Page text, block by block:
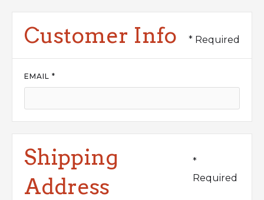
Customer Info * Required
EMAIL *
Shipping
Address
*
Required